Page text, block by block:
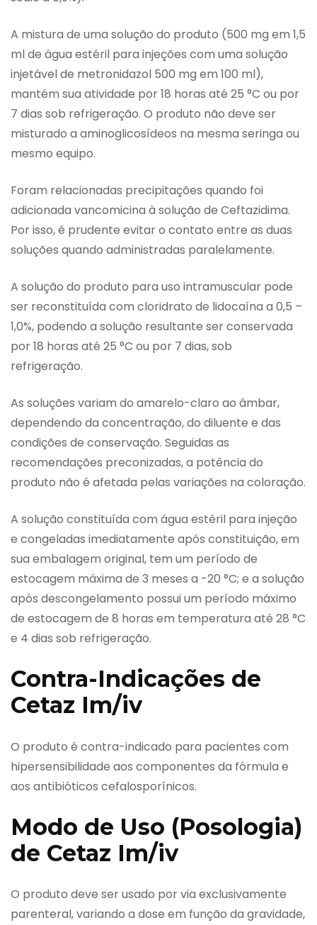
A mistura de uma solução do produto (500 mg em 1,5
ml de água estéril para injeções com uma solução
injetável de metronidazol 500 mg em 100 ml),
mantém sua atividade por 18 horas até 25 °C ou por
7 dias sob refrigeração. O produto não deve ser
misturado a aminoglicosídeos na mesma seringa ou
mesmo equipo.
Foram relacionadas precipitações quando foi
adicionada vancomicina à solução de Ceftazidima.
Por isso, é prudente evitar o contato entre as duas
soluções quando administradas paralelamente.
A solução do produto para uso intramuscular pode
ser reconstituída com cloridrato de lidocaína a 0,5 –
1,0%, podendo a solução resultante ser conservada
por 18 horas até 25 °C ou por 7 dias, sob
refrigeração.
As soluções variam do amarelo-claro ao âmbar,
dependendo da concentração, do diluente e das
condições de conservação. Seguidas as
recomendações preconizadas, a potência do
produto não é afetada pelas variações na coloração.
A solução constituída com água estéril para injeção
e congeladas imediatamente após constituição, em
sua embalagem original, tem um período de
estocagem máxima de 3 meses a -20 °C; e a solução
após descongelamento possui um período máximo
de estocagem de 8 horas em temperatura até 28 °C
e 4 dias sob refrigeração.
Contra-Indicações de
Cetaz Im/iv
O produto é contra-indicado para pacientes com
hipersensibilidade aos componentes da fórmula e
aos antibióticos cefalosporínicos.
Modo de Uso (Posologia)
de Cetaz Im/iv
O produto deve ser usado por via exclusivamente
parenteral, variando a dose em função da gravidade,